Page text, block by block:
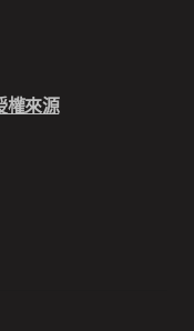
權來源